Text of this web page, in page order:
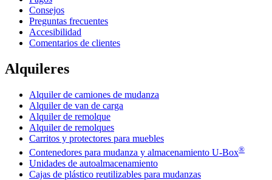
Consejos
Preguntas frecuentes
Accesibilidad
Comentarios de clientes
Alquileres
Alquiler de camiones de mudanza
Alquiler de van de carga
Alquiler de remolque
Alquiler de remolques
Carritos y protectores para muebles
Contenedores para mudanza y almacenamiento U-Box®
Unidades de autoalmacenamiento
Cajas de plástico reutilizables para mudanzas